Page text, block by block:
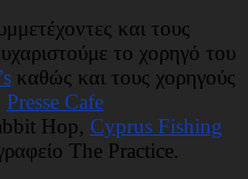
και τους
το χορηγό του
καθώς και τους χορηγούς
Presse Cafe
Hop, Cyprus Fishing
The Practice.